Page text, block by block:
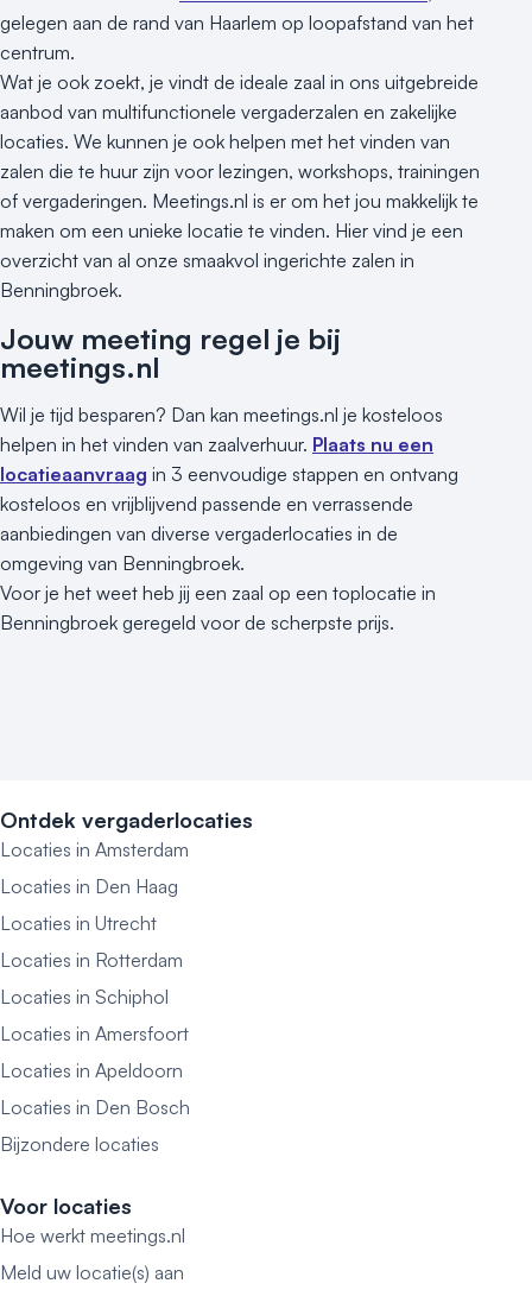
gelegen aan de rand van Haarlem op loopafstand van het
centrum.
Wat je ook zoekt, je vindt de ideale zaal in ons uitgebreide
aanbod van multifunctionele vergaderzalen en zakelijke
locaties. We kunnen je ook helpen met het vinden van
zalen die te huur zijn voor lezingen, workshops, trainingen
of vergaderingen. Meetings.nl is er om het jou makkelijk te
maken om een unieke locatie te vinden. Hier vind je een
overzicht van al onze smaakvol ingerichte zalen in
Benningbroek.
Jouw meeting regel je bij
meetings.nl
Wil je tijd besparen? Dan kan meetings.nl je kosteloos
helpen in het vinden van zaalverhuur. Plaats nu een
locatieaanvraag in 3 eenvoudige stappen en ontvang
kosteloos en vrijblijvend passende en verrassende
aanbiedingen van diverse vergaderlocaties in de
omgeving van Benningbroek.
Voor je het weet heb jij een zaal op een toplocatie in
Benningbroek geregeld voor de scherpste prijs.
Ontdek vergaderlocaties
Locaties in Amsterdam
Locaties in Den Haag
Locaties in Utrecht
Locaties in Rotterdam
Locaties in Schiphol
Locaties in Amersfoort
Locaties in Apeldoorn
Locaties in Den Bosch
Bijzondere locaties
Voor locaties
Hoe werkt meetings.nl
Meld uw locatie(s) aan